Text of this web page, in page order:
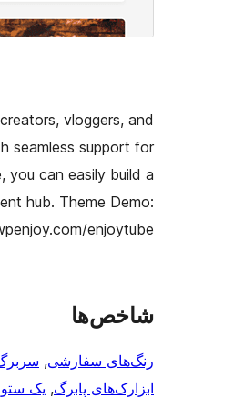
vloggers, and
seamless support for
you can easily build a
hub. Theme Demo:
enjoytube/
شاخص‌ها
رنگ‌های سفارشی,
ابزارک‌های پابرگ, یک